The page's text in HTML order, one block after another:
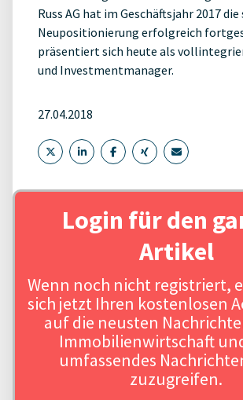
Russ AG hat im Geschäftsjahr 2017
Neupositionierung erfolgreich
präsentiert sich heute als
und Investmentmanager.
27.04.2018
Login für den
Artikel
Wenn noch nicht registriert,
sich jetzt Ihren kostenlosen
auf die neusten
Immobilienwirtschaft
umfassendes
zuzugreifen.